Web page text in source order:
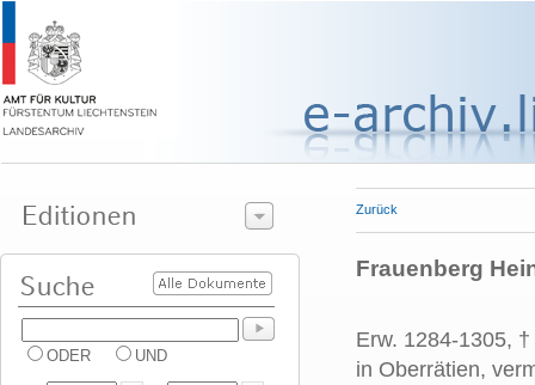
ODER UND
Zurück
Frauenberg
Erw. 1284-1305,
in Oberrätien,